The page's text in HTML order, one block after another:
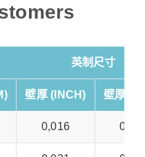
英制尺寸
壁厚 (INCH) 壁厚公
0,016